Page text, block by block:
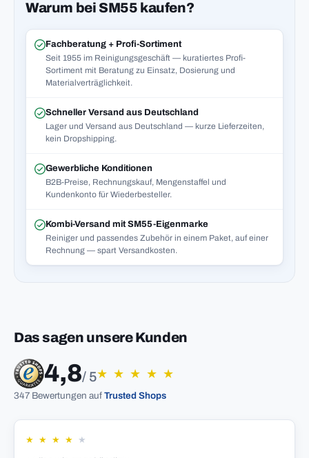
Warum bei SM55 kaufen?
Fachberatung + Profi-Sortiment
Seit 1955 im Reinigungsgeschäft — kuratiertes Profi-
Sortiment mit Beratung zu Einsatz, Dosierung und
Materialverträglichkeit.
Schneller Versand aus Deutschland
Lager und Versand aus Deutschland — kurze Lieferzeiten,
kein Dropshipping.
Gewerbliche Konditionen
B2B-Preise, Rechnungskauf, Mengenstaffel und
Kundenkonto für Wiederbesteller.
Kombi-Versand mit SM55-Eigenmarke
Reiniger und passendes Zubehör in einem Paket, auf einer
Rechnung — spart Versandkosten.
Das sagen unsere Kunden
4,8/ 5★ ★ ★ ★ ★
347 Bewertungen auf Trusted Shops
★ ★ ★ ★ ★